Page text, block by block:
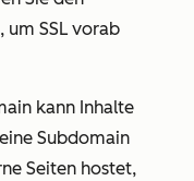
, um SSL vorab
kann Inhalte
Subdomain
Seiten hostet,